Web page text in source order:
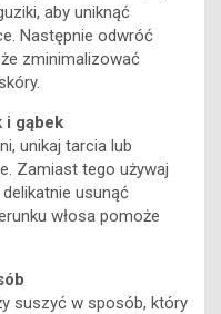
aby uniknąć
Następnie odwróć
zminimalizować
i gąbek
unikaj tarcia lub
Zamiast tego używaj
usunąć
włosa pomoże
suszyć w sposób, który